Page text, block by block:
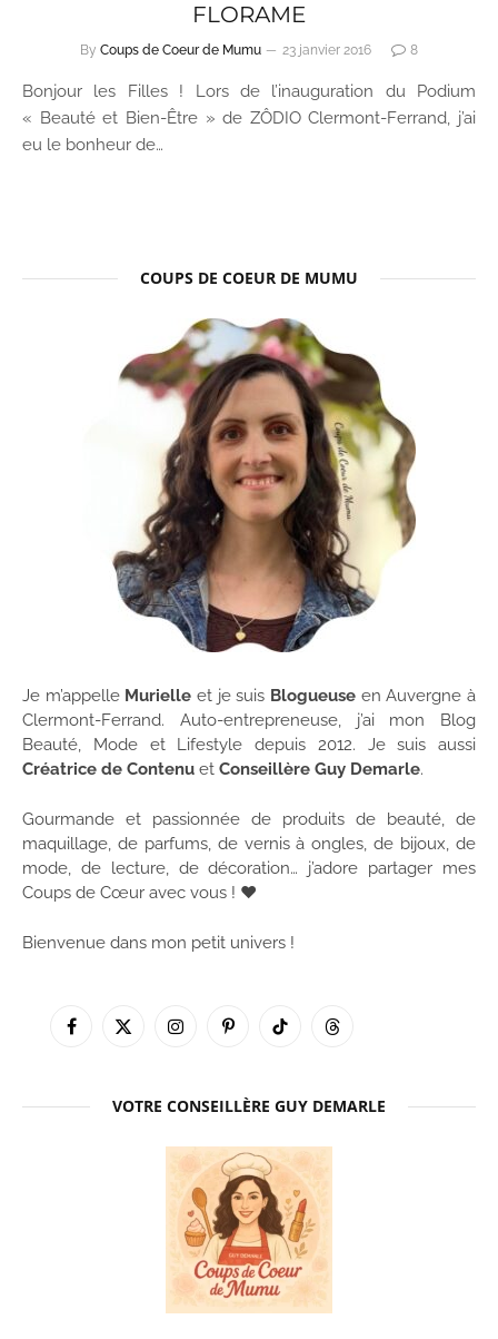
FLORAME
By Coups de Coeur de Mumu 23 janvier 2016 8
Bonjour les Filles ! Lors de l’inauguration du Podium
« Beauté et Bien-Être » de ZÔDIO Clermont-Ferrand, j’ai
eu le bonheur de…
COUPS DE COEUR DE MUMU
Je m’appelle Murielle et je suis Blogueuse en Auvergne à
Clermont-Ferrand. Auto-entrepreneuse, j’ai mon Blog
Beauté, Mode et Lifestyle depuis 2012. Je suis aussi
Créatrice de Contenu et Conseillère Guy Demarle.
Gourmande et passionnée de produits de beauté, de
maquillage, de parfums, de vernis à ongles, de bijoux, de
mode, de lecture, de décoration… j’adore partager mes
Coups de Cœur avec vous ! ♥
Bienvenue dans mon petit univers !
Facebook
X
InstagramPinterestTikTok Threads
VOTRE CONSEILLÈRE GUY DEMARLE